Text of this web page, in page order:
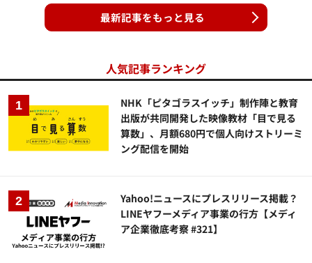
最新記事をもっと見る
人気記事ランキング
NHK「ピタゴラスイッチ」制作陣と教育
出版が共同開発した映像教材「目で見る
算数」、月額680円で個人向けストリーミ
ング配信を開始
Yahoo!ニュースにプレスリリース掲載？
LINEヤフーメディア事業の行方【メディ
ア企業徹底考察 #321】